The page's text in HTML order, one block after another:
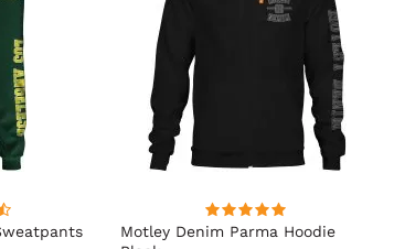
Motley Denim Parma Hoodie